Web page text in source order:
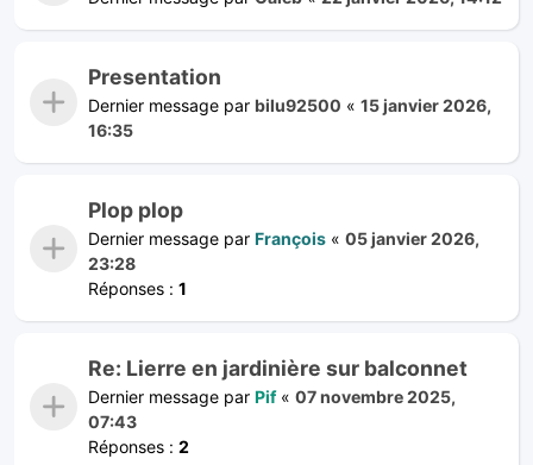
Presentation
Dernier message par bilu92500 « 15 janvier 2026,
16:35
Plop plop
Dernier message par François « 05 janvier 2026,
23:28
Réponses : 1
Re: Lierre en jardinière sur balconnet
Dernier message par Pif« 07 novembre 2025,
07:43
Réponses : 2